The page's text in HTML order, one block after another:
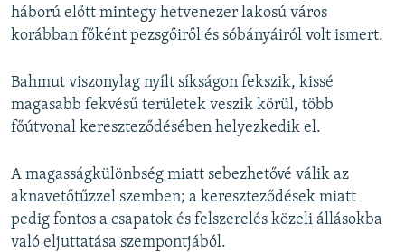
háború előtt mintegy hetvenezer lakosú város
korábban főként pezsgőiről és sóbányáiról volt ismert.
Bahmut viszonylag nyílt síkságon fekszik, kissé
magasabb fekvésű területek veszik körül, több
főútvonal kereszteződésében helyezkedik el.
A magasságkülönbség miatt sebezhetővé válik az
aknavetőtűzzel szemben; a kereszteződések miatt
pedig fontos a csapatok és felszerelés közeli állásokba
való eljuttatása szempontjából.